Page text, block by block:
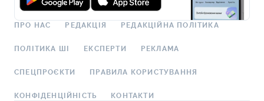
ПРО НАС РЕДАКЦІЯ РЕДАКЦІЙНА ПОЛІТИКА
ПОЛІТИКА ШІ ЕКСПЕРТИ РЕКЛАМА
СПЕЦПРОЄКТИ ПРАВИЛА КОРИСТУВАННЯ
КОНФІДЕНЦІЙНІСТЬ КОНТАКТИ